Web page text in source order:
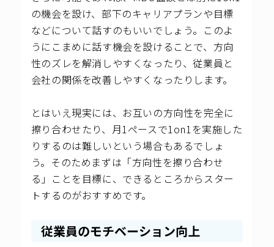
の機会を設け、部下のキャリアプランや目標
などについて話すのもいいでしょう。このよ
うにこまめに話す機会を設けることで、方向
性のズレを解消しやすくなったり、従業員と
会社の関係を改善しやすくなったりします。
とはいえ現実には、お互いの方向性を完全に
擦り合わせたり、月1ペースで1on1を実施した
りするのは難しいという場合もあるでしょ
う。そのためまずは「方向性を擦り合わせ
る」ことを目標に、できるところからスター
トするのがおすすめです。
従業員のモチベーション向上